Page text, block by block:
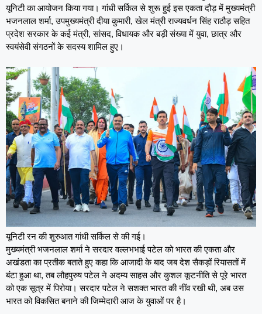
यूनिटी का आयोजन किया गया। गांधी सर्किल से शुरू हुई इस एकता दौड़ में मुख्यमंत्री
भजनलाल शर्मा, उपमुख्यमंत्री दीया कुमारी, खेल मंत्री राज्यवर्धन सिंह राठौड़ सहित
प्रदेश सरकार के कई मंत्री, सांसद, विधायक और बड़ी संख्या में युवा, छात्र और
स्वयंसेवी संगठनों के सदस्य शामिल हुए।
यूनिटी रन की शुरुआत गांधी सर्किल से की गई।
मुख्यमंत्री भजनलाल शर्मा ने सरदार वल्लभभाई पटेल को भारत की एकता और
अखंडता का प्रतीक बताते हुए कहा कि आजादी के बाद जब देश सैकड़ों रियासतों में
बंटा हुआ था, तब लौहपुरुष पटेल ने अदम्य साहस और कुशल कूटनीति से पूरे भारत
को एक सूत्र में पिरोया। सरदार पटेल ने सशक्त भारत की नींव रखी थी, अब उस
भारत को विकसित बनाने की जिम्मेदारी आज के युवाओं पर है।